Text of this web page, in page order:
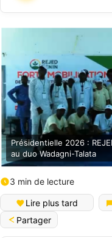
Présidentielle 2026 :
au duo Wadagni-Talata
3 min de lecture
Lire plus tard
Partager